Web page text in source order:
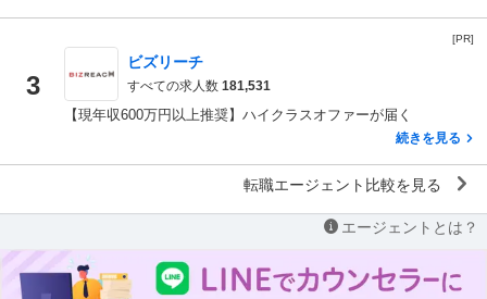
[PR]
3
ビズリーチ
すべての求人数 181,531
【現年収600万円以上推奨】ハイクラスオファーが届く
続きを見る
転職エージェント比較を見る
エージェントとは？